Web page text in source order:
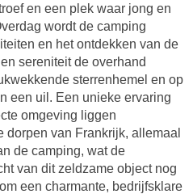
en een plek waar jong en
wordt de camping
en het ontdekken van de
sereniteit de overhand
sterrenhemel en op
een uil. Een unieke ervaring
omgeving liggen
van Frankrijk, allemaal
de camping, wat de
van dit zeldzame object nog
een charmante, bedrijfsklare